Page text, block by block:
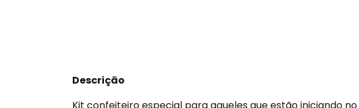
Descrição